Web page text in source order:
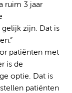
ruim 3 jaar
zijn. Dat is
patiënten met
is de
optie. Dat is
patiënten